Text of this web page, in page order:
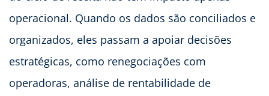
operacional. Quando os dados são conciliados e
organizados, eles passam a apoiar decisões
estratégicas, como renegociações com
operadoras, análise de rentabilidade de